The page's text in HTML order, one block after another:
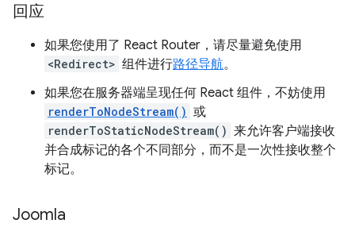
回应
如果您使用了 React Router，请尽量避免使用
<Redirect> 组件进行路径导航。
如果您在服务器端呈现任何 React 组件，不妨使用
renderToNodeStream() 或
renderToStaticNodeStream() 来允许客户端接收
并合成标记的各个不同部分，而不是一次性接收整个
标记。
Joomla